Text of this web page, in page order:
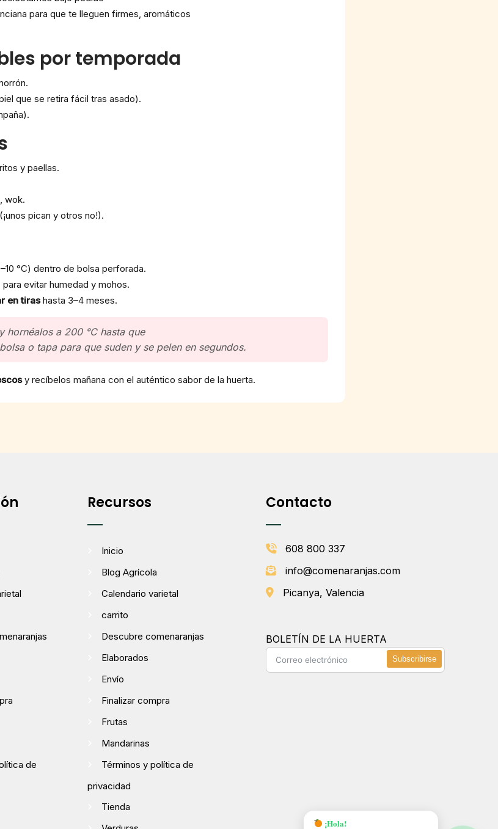
¡Hola!
para que te lleguen firmes, aromáticos
por temporada
que se retira fácil tras asado).
y paellas.
wok.
pican y otros no!).
°C) dentro de bolsa perforada.
evitar humedad y mohos.
en tirashasta 3–4 meses.
a 200 °C hasta que
o tapa para que sudeny se pelen en segundos.
y recíbelos mañana con el auténtico sabor de la huerta.
de
Recursos
Inicio
Blog Agrícola
Calendario varietal
carrito
Descubre comenaranjas
Elaborados
Envío
Finalizar compra
Frutas
Mandarinas
Términos y política de
privacidad
Tienda
Contacto
608 800 337
info@comenaranjas.com
Picanya, Valencia
BOLETÍN DE LA HUERTA
Subscribirse